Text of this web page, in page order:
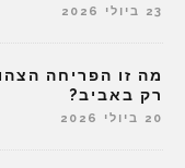
23 ביולי 2026
מה זו הפריחה
רק באביב?
20 ביולי 2026